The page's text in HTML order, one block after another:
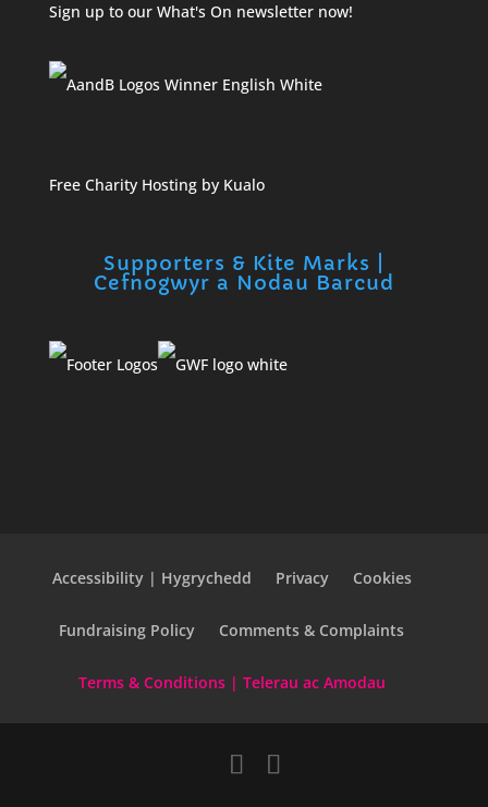
Sign up to our What's On newsletter now!
Free Charity Hosting by Kualo
Supporters & Kite Marks |
Cefnogwyr a Nodau Barcud
Accessibility | Hygrychedd Privacy Cookies
Fundraising Policy Comments & Complaints
Terms & Conditions | Telerau ac Amodau